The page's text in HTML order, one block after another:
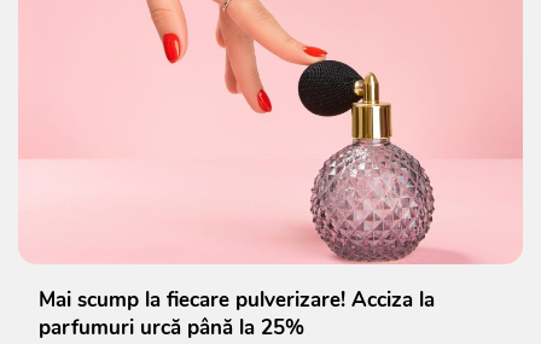
Mai scump la fiecare pulverizare! Acciza la
parfumuri urcă până la 25%